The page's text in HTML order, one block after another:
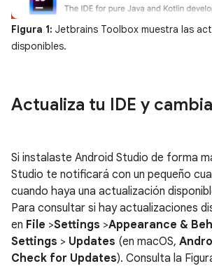
Figura 1: Jetbrains Toolbox muestra las
disponibles.
Actualiza tu IDE y
Si instalaste Android Studio de forma
Studio te notificará con un pequeño
cuando haya una actualización
Para consultar si hay actualizaciones
en File >Settings >Appearance &
Settings > Updates (en macOS,
Check for Updates). Consulta la